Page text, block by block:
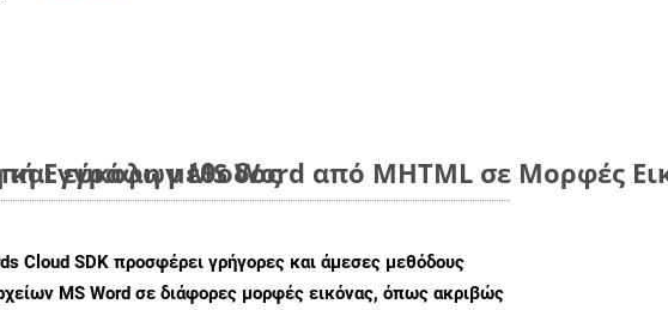
εύκολη μέθοδος
Εγγράφων MS Word από MHTML σε Μορφές
Cloud SDK προσφέρει γρήγορες και άμεσες μεθόδους
MS Word σε διάφορες μορφές εικόνας, όπως ακριβώς